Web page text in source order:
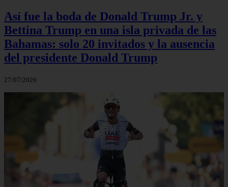
Así fue la boda de Donald Trump Jr. y
Bettina Trump en una isla privada de las
Bahamas: solo 20 invitados y la ausencia
del presidente Donald Trump
27/07/2026